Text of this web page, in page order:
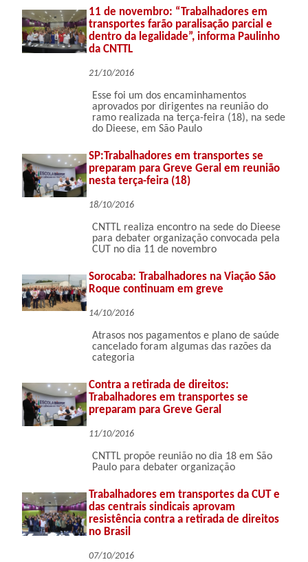
11 de novembro: “Trabalhadores em
transportes farão paralisação parcial e
dentro da legalidade”, informa Paulinho
da CNTTL
21/10/2016
Esse foi um dos encaminhamentos
aprovados por dirigentes na reunião do
ramo realizada na terça-feira (18), na sede
do Dieese, em São Paulo
SP:Trabalhadores em transportes se
preparam para Greve Geral em reunião
nesta terça-feira (18)
18/10/2016
CNTTL realiza encontro na sede do Dieese
para debater organização convocada pela
CUT no dia 11 de novembro
Sorocaba: Trabalhadores na Viação São
Roque continuam em greve
14/10/2016
Atrasos nos pagamentos e plano de saúde
cancelado foram algumas das razões da
categoria
Contra a retirada de direitos:
Trabalhadores em transportes se
preparam para Greve Geral
11/10/2016
CNTTL propõe reunião no dia 18 em São
Paulo para debater organização
Trabalhadores em transportes da CUT e
das centrais sindicais aprovam
resistência contra a retirada de direitos
no Brasil
07/10/2016